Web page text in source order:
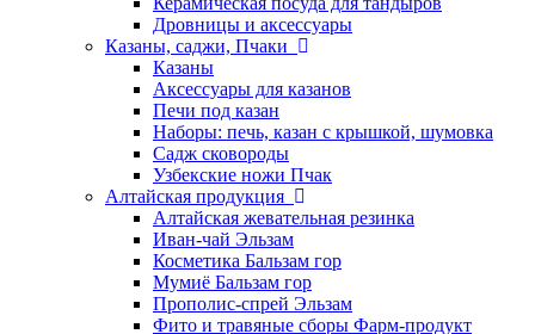
Дровницы и аксессуары
Казаны, саджи, Пчаки
Казаны
Аксессуары для казанов
Печи под казан
Наборы: печь, казан с крышкой, шумовка
Садж сковороды
Узбекские ножи Пчак
Алтайская продукция
Алтайская жевательная резинка
Иван-чай Эльзам
Косметика Бальзам гор
Мумиё Бальзам гор
Прополис-спрей Эльзам
Фито и травяные сборы Фарм-продукт